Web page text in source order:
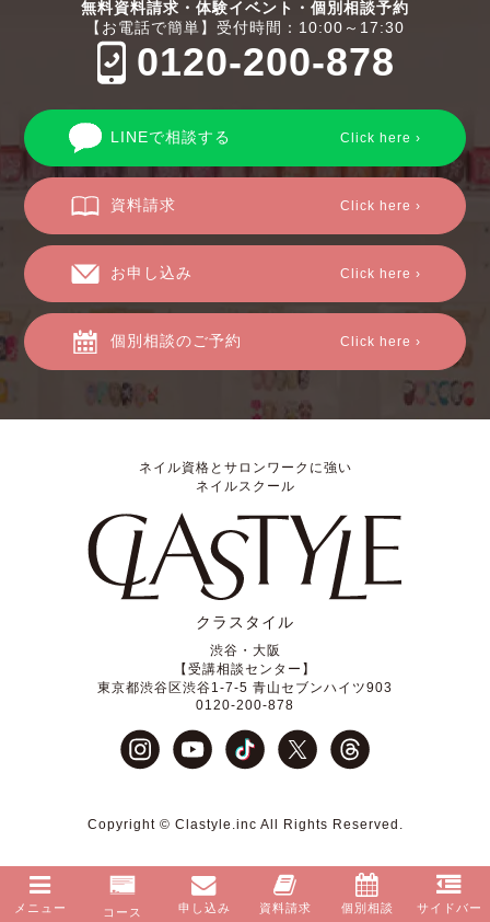
無料資料請求・体験イベント・個別相談予約
【お電話で簡単】受付時間：10:00～17:30
0120-200-878
LINEで相談する Click here ›
資料請求 Click here ›
お申し込み Click here ›
個別相談のご予約 Click here ›
ネイル資格とサロンワークに強い
ネイルスクール
クラスタイル
渋谷・大阪
【受講相談センター】
東京都渋谷区渋谷1-7-5 青山セブンハイツ903
0120-200-878
Copyright © Clastyle.inc All Rights Reserved.